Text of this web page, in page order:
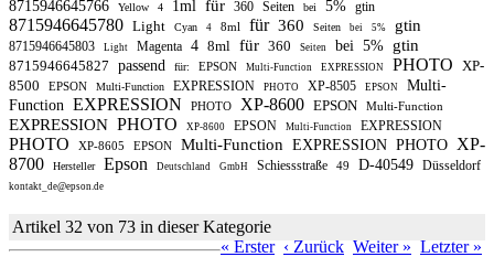
8715946645766 Yellow 4 1ml für 360 Seiten bei 5% gtin
8715946645780 Light Cyan 4 8ml für 360 Seiten bei 5% gtin
8715946645803 Light Magenta 4 8ml für 360 Seiten bei 5% gtin
8715946645827 passend für: EPSON Multi-Function EXPRESSION PHOTO XP-
8500
EPSON Multi-Function EXPRESSION PHOTO XP-8505 EPSON
Multi-
Function EXPRESSION PHOTO XP-8600 EPSON Multi-Function
EXPRESSION PHOTO XP-8600 EPSON Multi-Function EXPRESSION
PHOTO XP-8605 EPSON Multi-Function EXPRESSION PHOTO XP-
8700
Hersteller Epson Deutschland GmbH Schiessstraße 49 D-40549 Düsseldorf
kontakt_de@epson.de
Artikel 32 von 73 in dieser Kategorie
« Erster ‹ Zurück Weiter » Letzter »